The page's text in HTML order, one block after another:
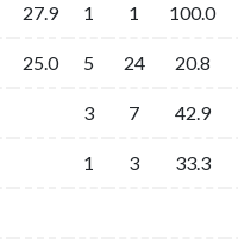
27.9 1 1 100.0
25.0 5 24 20.8
3 7 42.9
1 3 33.3
27.9 1 1 100.0
25.0 5 24 20.8
3 7 42.9
1 3 33.3